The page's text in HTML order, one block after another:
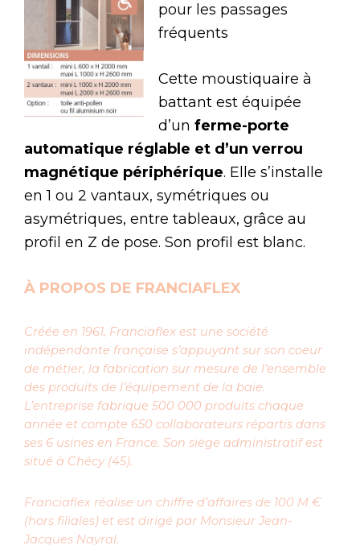
pour les passages
fréquents
Cette moustiquaire à
battant est équipée
d’un ferme-porte
automatique réglable et d’un verrou
magnétique périphérique. Elle s’installe
en 1 ou 2 vantaux, symétriques ou
asymétriques, entre tableaux, grâce au
profil en Z de pose. Son profil est blanc.
À PROPOS DE FRANCIAFLEX
Créée en 1961, Franciaflex est une société
indépendante française s’appuyant sur son coeur
de métier, la fabrication sur mesure de l’ensemble
des produits de l’équipement de la baie.
L’entreprise fabrique 500 000 produits chaque
année et compte 650 collaborateurs répartis dans
ses 6 usines en France. Son siège administratif est
situé à Chécy (45).
Franciaflex réalise un chiffre d’affaires de 100 M €
(hors filiales) et est dirigé par Monsieur Jean-
Jacques Nayral.